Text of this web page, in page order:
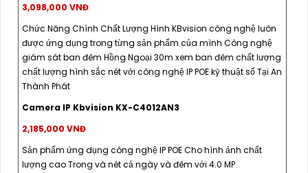
3,098,000 VNĐ
Chức Năng Chính Chất Lượng Hình KBvision công nghệ luôn
được ứng dụng trong từng sản phẩm của mình Công nghệ
giám sát ban đêm Hồng Ngoại 30m xem ban đêm chất lượng
chất lượng hình sắc nét với công nghệ IP POE kỹ thuật số Tại An
Thành Phát
Camera IP Kbvision KX-C4012AN3
2,185,000 VNĐ
Sản phẩm ứng dụng công nghệ IP POE Cho hình ảnh chất
lượng cao Trong và nét cả ngày và đêm với 4.0 MP